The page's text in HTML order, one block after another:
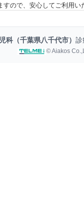
ので、安心してご利用い
科（千葉県八千代市） 診
© Aiakos